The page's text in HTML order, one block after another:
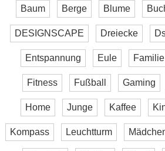
Baum Berge Blume
DESIGNSCAPE Dreiecke
Entspannung Eule Familie
Fitness Fußball Gaming
Home Junge Kaffee
Kompass Leuchtturm